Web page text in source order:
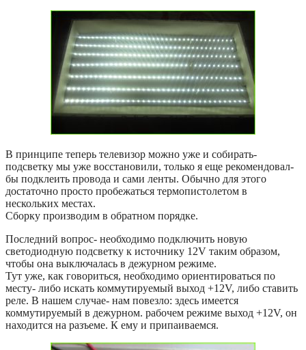
В принципе теперь телевизор можно уже и собирать-
подсветку мы уже восстановили, только я еще рекомендовал-
бы подклеить провода и сами ленты. Обычно для этого
достаточно просто пробежаться термопистолетом в
нескольких местах.
Сборку производим в обратном порядке.
Последний вопрос- необходимо подключить новую
светодиодную подсветку к источнику 12V таким образом,
чтобы она выключалась в дежурном режиме.
Тут уже, как говориться, необходимо ориентироваться по
месту- либо искать коммутируемый выход +12V, либо ставить
реле. В нашем случае- нам повезло: здесь имеется
коммутируемый в дежурном. рабочем режиме выход +12V, он
находится на разъеме. К ему и припаиваемся.